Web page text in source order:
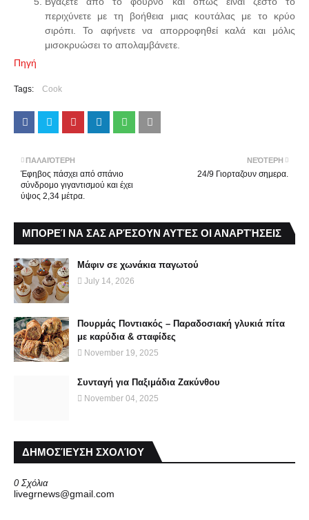
περιχύνετε με τη βοήθεια μιας κουτάλας με το κρύο
σιρόπι. Το αφήνετε να απορροφηθεί καλά και μόλις
μισοκρυώσει το απολαμβάνετε.
Πηγή
Tags: Cook
ΝΕΌΤΕΡΗ
24/9 Γιορταζουν σημερα.
ΠΑΛΑΙΌΤΕΡΗ
Έφηβος πάσχει από σπάνιο
σύνδρομο γιγαντισμού και έχει
ύψος 2,34 μέτρα.
ΜΠΟΡΕΊ ΝΑ ΣΑΣ ΑΡΈΣΟΥΝ ΑΥΤΈΣ ΟΙ ΑΝΑΡΤΉΣΕΙΣ
Μάφιν σε χωνάκια παγωτού
July 14, 2026
Πουρμάς Ποντιακός – Παραδοσιακή γλυκιά πίτα
με καρύδια & σταφίδες
November 19, 2025
Συνταγή για Παξιμάδια Ζακύνθου
November 04, 2025
ΔΗΜΟΣΊΕΥΣΗ ΣΧΟΛΊΟΥ
0 Σχόλια
livegrnews@gmail.com